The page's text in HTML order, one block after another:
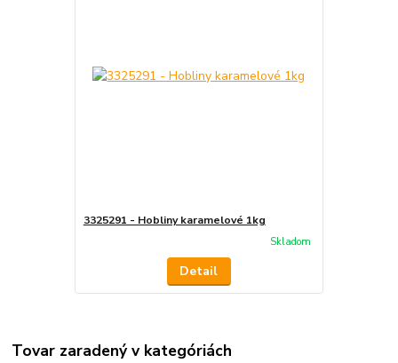
3325291 - Hobliny karamelové 1kg
Skladom
Detail
Tovar zaradený v kategóriách